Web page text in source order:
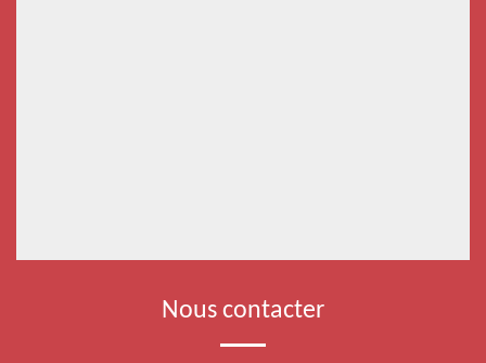
Nous contacter